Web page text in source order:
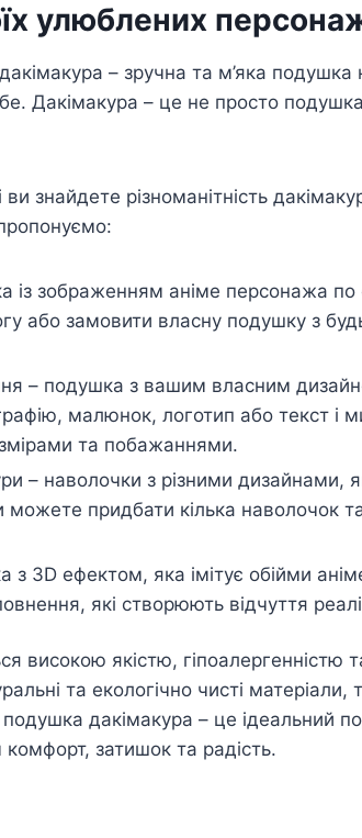
улюблених
– зручна та м’яка
Дакімакура – це не просто
знайдете різноманітність
із зображенням аніме персонажа
або замовити власну подушку з
– подушка з вашим власним
малюнок, логотип або текст і
та побажаннями.
– наволочки з різними дизайнами,
придбати кілька наволочок та
з 3D ефектом, яка імітує обійми
які створюють відчуття
високою якістю, гіпоалергенністю
та екологічно чисті матеріали,
дакімакура – це ідеальний
затишок та радість.